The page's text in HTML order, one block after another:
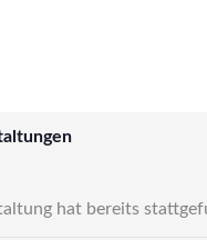
hat bereits